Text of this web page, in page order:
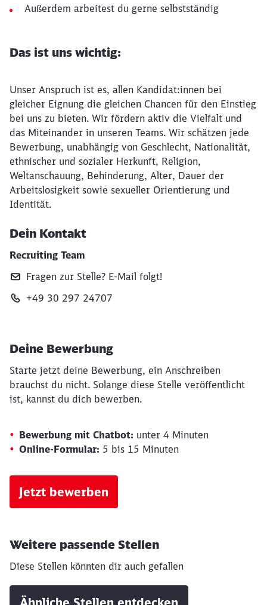
Außerdem arbeitest du gerne selbstständig
Das ist uns wichtig:
Unser Anspruch ist es, allen Kandidat:innen bei
gleicher Eignung die gleichen Chancen für den Einstieg
bei uns zu bieten. Wir fördern aktiv die Vielfalt und
das Miteinander in unseren Teams. Wir schätzen jede
Bewerbung, unabhängig von Geschlecht, Nationalität,
ethnischer und sozialer Herkunft, Religion,
Weltanschauung, Behinderung, Alter, Dauer der
Arbeitslosigkeit sowie sexueller Orientierung und
Identität.
Dein Kontakt
Recruiting Team
Fragen zur Stelle? E‑Mail folgt!
+49 30 297 24707
Deine Bewerbung
Starte jetzt deine Bewerbung, ein Anschreiben
brauchst du nicht. Solange diese Stelle veröffentlicht
ist, kannst du dich bewerben.
Bewerbung mit Chatbot: unter 4 Minuten
Online-Formular: 5 bis 15 Minuten
Jetzt bewerben
Weitere passende Stellen
Diese Stellen könnten dir auch gefallen